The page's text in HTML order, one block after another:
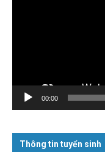
00:00
Thông tin tuyển sinh